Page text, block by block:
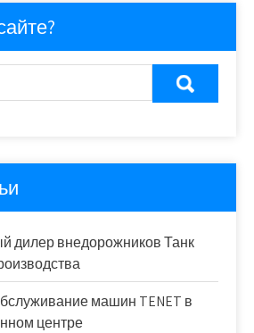
дилер внедорожников Танк
машин TENET в
центре